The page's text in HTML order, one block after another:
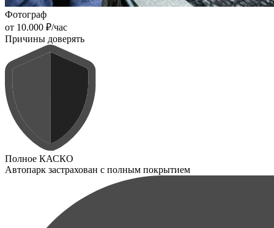
Фотограф
от 10.000 ₽/час
Причины доверять
Полное КАСКО
Автопарк застрахован с полным покрытием